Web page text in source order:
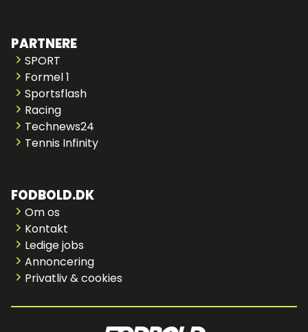
PARTNERE
SPORT
Formel 1
Sportsflash
Racing
Technews24
Tennis Infinity
FODBOLD.DK
Om os
Kontakt
Ledige jobs
Annoncering
Privatliv & cookies